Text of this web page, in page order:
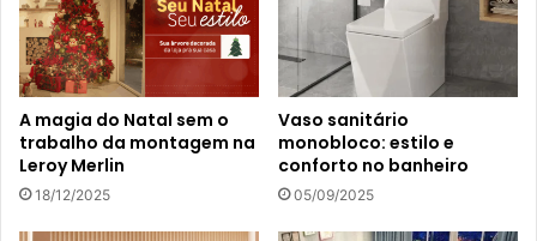
A magia do Natal sem o
trabalho da montagem na
Leroy Merlin
18/12/2025
Vaso sanitário
monobloco: estilo e
conforto no banheiro
05/09/2025